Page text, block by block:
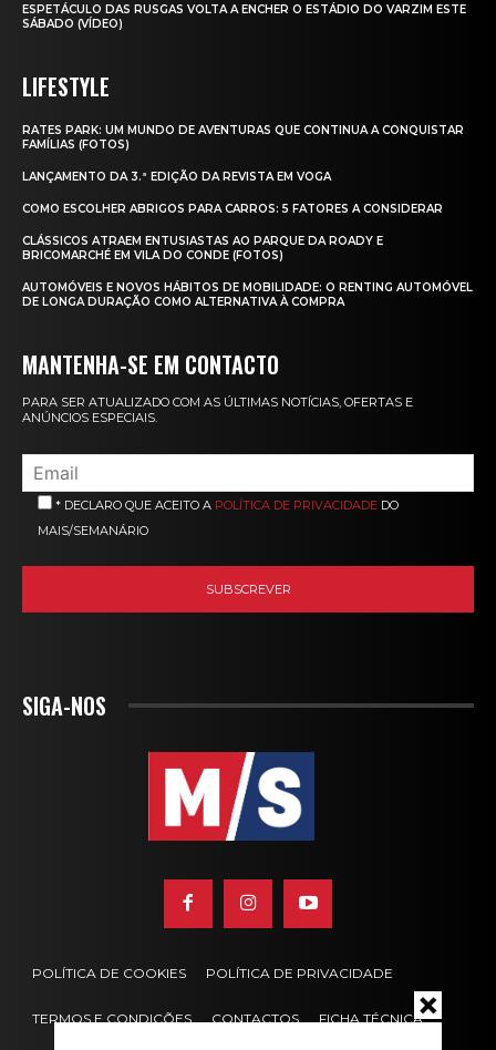
ESPETÁCULO DAS RUSGAS VOLTA A ENCHER O ESTÁDIO DO VARZIM ESTE
SÁBADO (VÍDEO)
LIFESTYLE
RATES PARK: UM MUNDO DE AVENTURAS QUE CONTINUA A CONQUISTAR
FAMÍLIAS (FOTOS)
LANÇAMENTO DA 3.ª EDIÇÃO DA REVISTA EM VOGA
COMO ESCOLHER ABRIGOS PARA CARROS: 5 FATORES A CONSIDERAR
CLÁSSICOS ATRAEM ENTUSIASTAS AO PARQUE DA ROADY E
BRICOMARCHÉ EM VILA DO CONDE (FOTOS)
AUTOMÓVEIS E NOVOS HÁBITOS DE MOBILIDADE: O RENTING AUTOMÓVEL
DE LONGA DURAÇÃO COMO ALTERNATIVA À COMPRA
MANTENHA-SE EM CONTACTO
PARA SER ATUALIZADO COM AS ÚLTIMAS NOTÍCIAS, OFERTAS E
ANÚNCIOS ESPECIAIS.
* DECLARO QUE ACEITO A POLÍTICA DE PRIVACIDADE DO
MAIS/SEMANÁRIO
SIGA-NOS
POLÍTICA DE COOKIES POLÍTICA DE PRIVACIDADE
TERMOS E CONDIÇÕES CONTACTOS FICHA TÉCNICA